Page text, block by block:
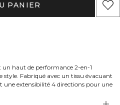
PANIER
un haut de performance 2-en-1
Fabriqué avec un tissu évacuant
une extensibilité 4 directions pour une
peau. Il présente des détails contrastés